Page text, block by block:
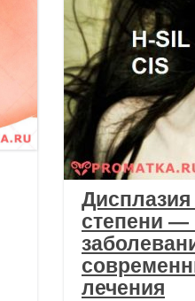
степени —
лечения